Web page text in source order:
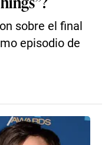
sobre el final
episodio de